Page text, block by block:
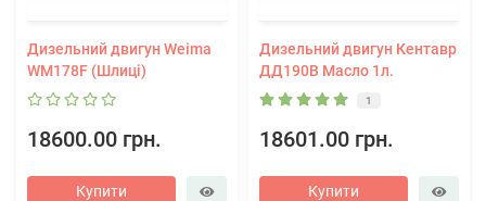
Дизельний двигун Weima
WM178F (Шлиці)
18600.00 грн.
Купити
Дизельний двигун Кентавр
ДД190В Масло 1л.
1
18601.00 грн.
Купити